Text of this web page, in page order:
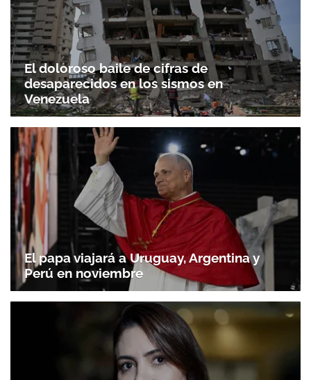
El doloroso baile de cifras de
desaparecidos en los sismos en
Venezuela
El papa viajará a Uruguay, Argentina y
Perú en noviembre